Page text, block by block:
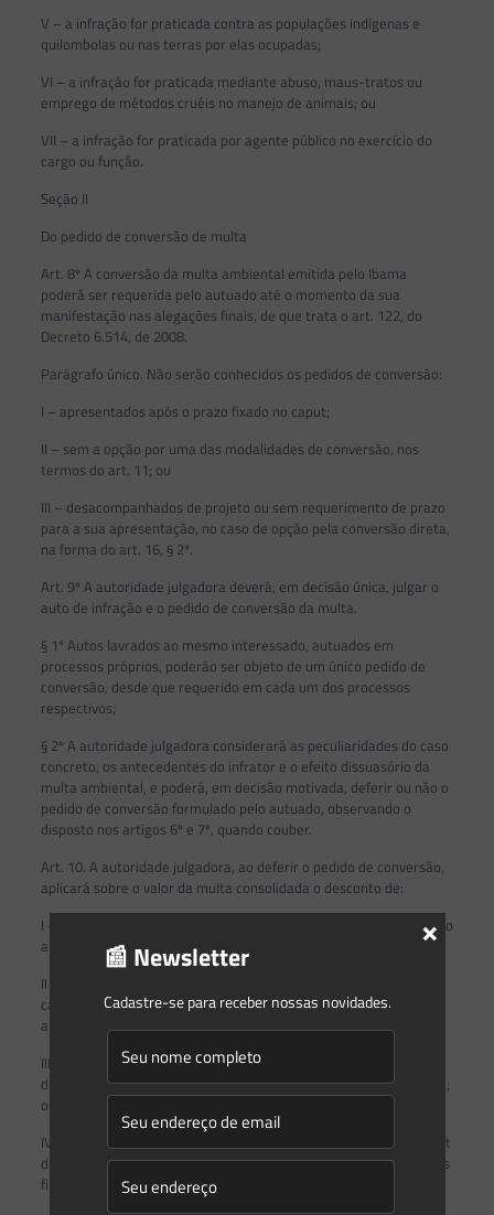
V – a infração for praticada contra as populações indígenas e
quilombolas ou nas terras por elas ocupadas;
VI – a infração for praticada mediante abuso, maus-tratos ou
emprego de métodos cruéis no manejo de animais; ou
VII – a infração for praticada por agente público no exercício do
cargo ou função.
Seção II
Do pedido de conversão de multa
Art. 8º A conversão da multa ambiental emitida pelo Ibama
poderá ser requerida pelo autuado até o momento da sua
manifestação nas alegações finais, de que trata o art. 122, do
Decreto 6.514, de 2008.
Parágrafo único. Não serão conhecidos os pedidos de conversão:
I – apresentados após o prazo fixado no caput;
II – sem a opção por uma das modalidades de conversão, nos
termos do art. 11; ou
III – desacompanhados de projeto ou sem requerimento de prazo
para a sua apresentação, no caso de opção pela conversão direta,
na forma do art. 16, § 2º.
Art. 9º A autoridade julgadora deverá, em decisão única, julgar o
auto de infração e o pedido de conversão da multa.
§ 1º Autos lavrados ao mesmo interessado, autuados em
processos próprios, poderão ser objeto de um único pedido de
conversão, desde que requerido em cada um dos processos
respectivos;
§ 2º A autoridade julgadora considerará as peculiaridades do caso
concreto, os antecedentes do infrator e o efeito dissuasório da
multa ambiental, e poderá, em decisão motivada, deferir ou não o
pedido de conversão formulado pelo autuado, observando o
disposto nos artigos 6º e 7º, quando couber.
Art. 10. A autoridade julgadora, ao deferir o pedido de conversão,
aplicará sobre o valor da multa consolidada o desconto de:
I – quarenta por cento, na hipótese prevista no inciso I do caput do
art. 11, se a conversão for requerida juntamente com a defesa;
II – trinta e cinco por cento, na hipótese prevista no inciso I do
caput do art. 11, se a conversão for requerida até o prazo das
alegações finais;
III – sessenta por cento, na hipótese prevista no inciso II do caput
do art. 11, se a conversão for requerida juntamente com a defesa;
ou
IV – cinquenta por cento, na hipótese prevista no inciso II do caput
do art. 11, se a conversão for requerida até o prazo das alegações
finais.
📰 Newsletter
Cadastre-se para receber nossas novidades.
×